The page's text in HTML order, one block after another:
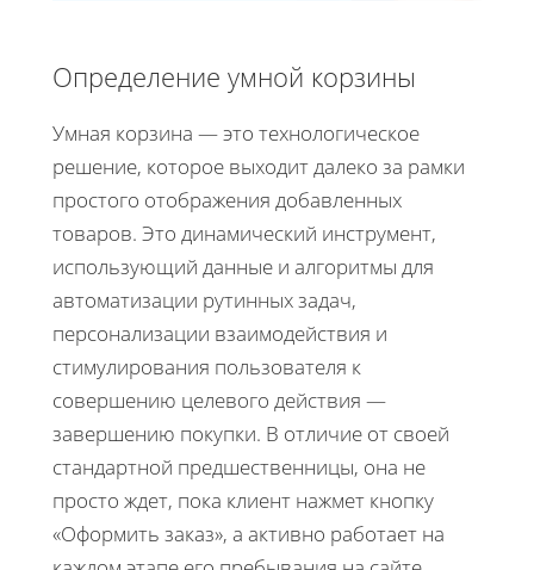
Определение умной корзины
Умная корзина — это технологическое
решение, которое выходит далеко за рамки
простого отображения добавленных
товаров. Это динамический инструмент,
использующий данные и алгоритмы для
автоматизации рутинных задач,
персонализации взаимодействия и
стимулирования пользователя к
совершению целевого действия —
завершению покупки. В отличие от своей
стандартной предшественницы, она не
просто ждет, пока клиент нажмет кнопку
«Оформить заказ», а активно работает на